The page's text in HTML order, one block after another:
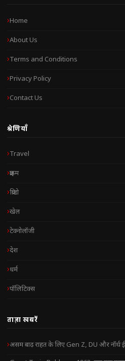
Home
About Us
Terms and Conditions
Privacy Policy
Contact Us
श्रेणियाँ
Travel
क्राइम
क्रिप्टो
खेल
टेक्नोलॉजी
देश
धर्म
पॉलिटिक्स
ताज़ा खबरें
असम बाढ़ राहत के लिए Gen Z, DU और नॉर्थ